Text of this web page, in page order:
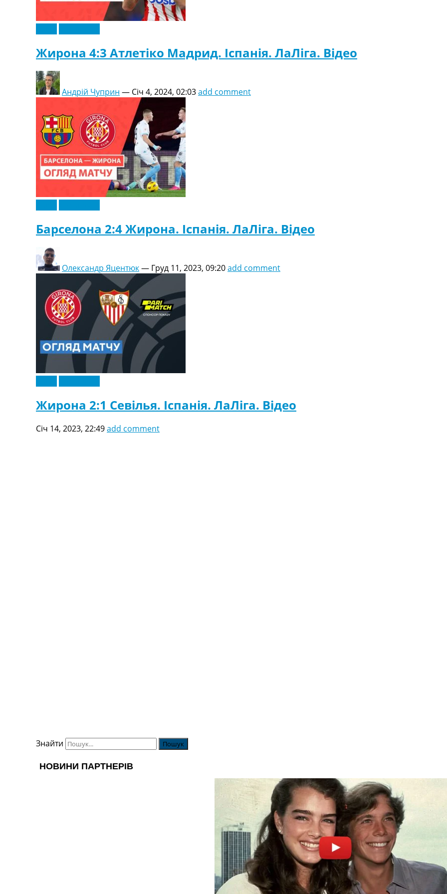
Жирона 4:3 Атлетіко Мадрид. Іспанія. ЛаЛіга. Відео
Андрій Чуприн — Січ 4, 2024, 02:03add comment
Барселона 2:4 Жирона. Іспанія. ЛаЛіга. Відео
Олександр Яцентюк— Груд 11, 2023, 09:20add comment
Жирона 2:1 Севілья. Іспанія. ЛаЛіга. Відео
Січ 14, 2023, 22:49add comment
Знайти